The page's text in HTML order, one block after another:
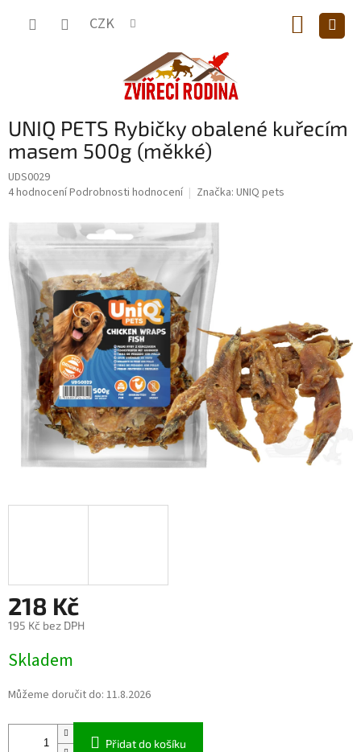
CZK
KOŠÍK
UNIQ PETS Rybičky obalené kuřecím
masem 500g (měkké)
UDS0029
Průměrné
produktu
5,0
z
5
hvězdiček.
4 hodnoceníPodrobnosti hodnocení Značka: UNIQ pets
218 Kč
195 Kč bez DPH
cena:
Skladem
Můžeme doručit do: 11.8.2026
Přidat do košíku